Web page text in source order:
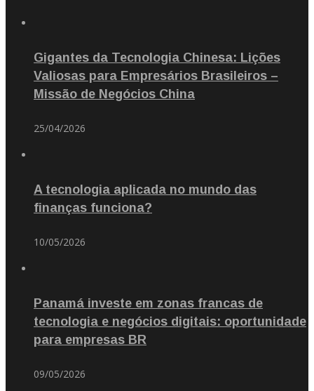
Gigantes da Tecnologia Chinesa: Lições
Valiosas para Empresários Brasileiros –
Missão de Negócios China
25/04/2026
A tecnologia aplicada no mundo das
finanças funciona?
10/05/2026
Panamá investe em zonas francas de
tecnologia e negócios digitais: oportunidade
para empresas BR
09/05/2026